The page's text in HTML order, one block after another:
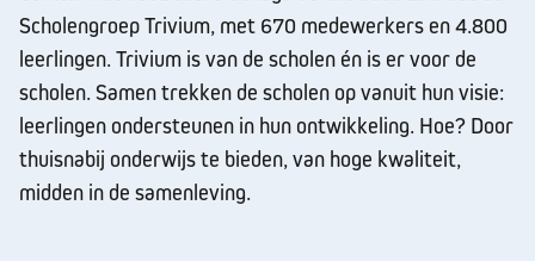
Scholengroep Trivium, met 670 medewerkers en 4.800
leerlingen. Trivium is van de scholen én is er voor de
scholen. Samen trekken de scholen op vanuit hun visie:
leerlingen ondersteunen in hun ontwikkeling. Hoe? Door
thuisnabij onderwijs te bieden, van hoge kwaliteit,
midden in de samenleving.